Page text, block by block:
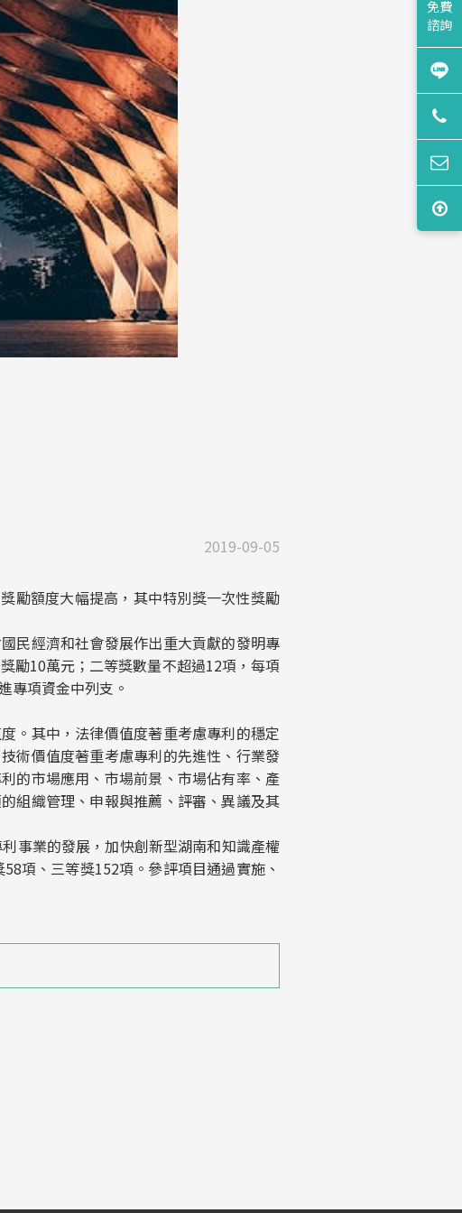
2019-09-05
勵額度大幅提高，其中特別獎一次性獎勵
民經濟和社會發展作出重大貢獻的發明專
勵10萬元；二等獎數量不超過12項，每項
專項資金中列支。
其中，法律價值度著重考慮專利的穩定
術價值度著重考慮專利的先進性、行業發
的市場應用、市場前景、市場佔有率、產
組織管理、申報與推薦、評審、異議及其
事業的發展，加快創新型湖南和知識產權
項、三等獎152項。參評項目通過實施、
免費
諮詢